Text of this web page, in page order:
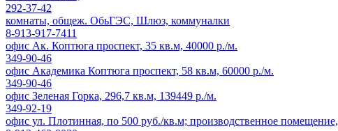
292-37-42
комнаты, общеж. ОбьГЭС, Шлюз, коммуналки
8-913-917-7411
офис Ак. Коптюга проспект, 35 кв.м, 40000 р./м.
349-90-46
офис Академика Коптюга проспект, 58 кв.м, 60000 р./м.
349-90-46
офис Зеленая Горка, 296,7 кв.м, 139449 р./м.
349-92-19
офис ул. Плотинная, по 500 руб./кв.м; производственное помещение,